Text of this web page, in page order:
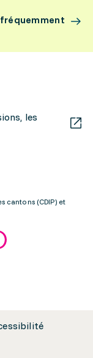
les
cantons (CDIP) et